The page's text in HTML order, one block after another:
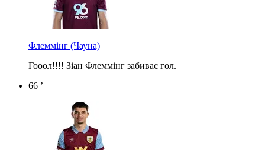
Флеммінг (Чауна)
Гооол!!!! Зіан Флеммінг забиває гол.
66 ’